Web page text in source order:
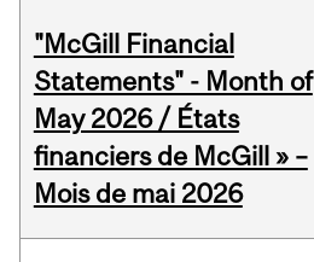
"McGill Financial
Statements" - Month of
May 2026 / États
financiers de McGill » –
Mois de mai 2026